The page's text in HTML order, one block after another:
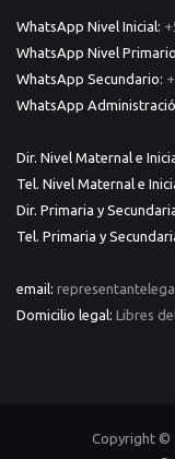
WhatsApp Nivel Inicial:
WhatsApp Nivel
WhatsApp Secundario:
WhatsApp
Dir. Nivel Maternal e
Tel. Nivel Maternal e
Dir. Primaria y
Tel. Primaria y
email:
Domicilio legal: Libres
Copyright ©